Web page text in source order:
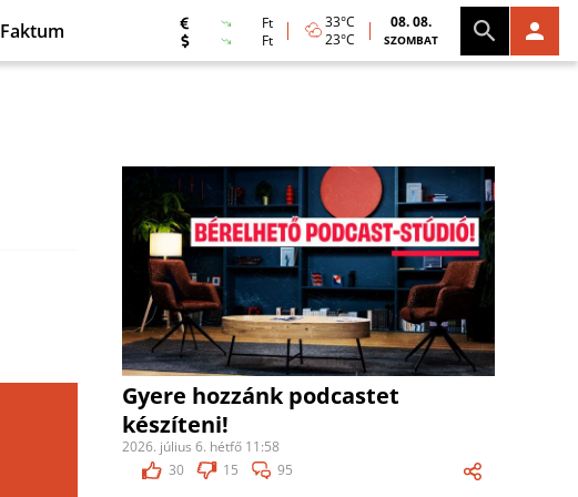
Faktum
Ft
Ft
33°C
23°C
08. 08.
SZOMBAT
Gyere hozzánk podcastet
készíteni!
2026. július 6. hétfő 11:58
30
15 95